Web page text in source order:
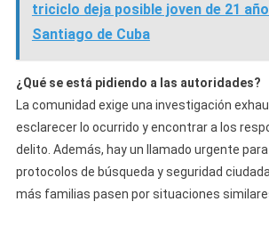
triciclo deja posible joven de 21
Santiago de Cuba
¿Qué se está pidiendo a las autoridades?
La comunidad exige una investigación
esclarecer lo ocurrido y encontrar a los
delito. Además, hay un llamado urgente
protocolos de búsqueda y seguridad
más familias pasen por situaciones